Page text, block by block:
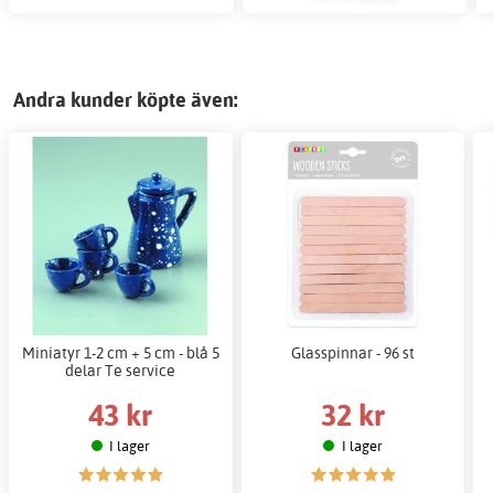
Andra kunder köpte även:
Miniatyr 1-2 cm + 5 cm - blå 5
delar Te service
43 kr
I lager
Glasspinnar - 96 st
32 kr
I lager